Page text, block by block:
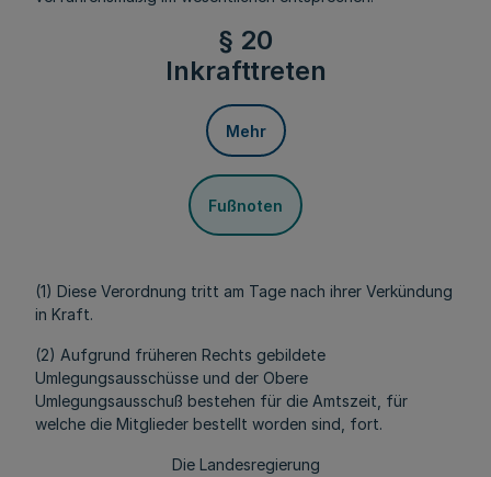
§ 20
Inkrafttreten
Mehr
Fußnoten
(1) Diese Verordnung tritt am Tage nach ihrer Verkündung
in Kraft.
(2) Aufgrund früheren Rechts gebildete
Umlegungsausschüsse und der Obere
Umlegungsausschuß bestehen für die Amtszeit, für
welche die Mitglieder bestellt worden sind, fort.
Die Landesregierung